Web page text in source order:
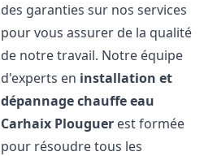
des garanties sur nos services
pour vous assurer de la qualité
de notre travail. Notre équipe
d'experts en installation et
dépannage chauffe eau
Carhaix Plouguer est formée
pour résoudre tous les